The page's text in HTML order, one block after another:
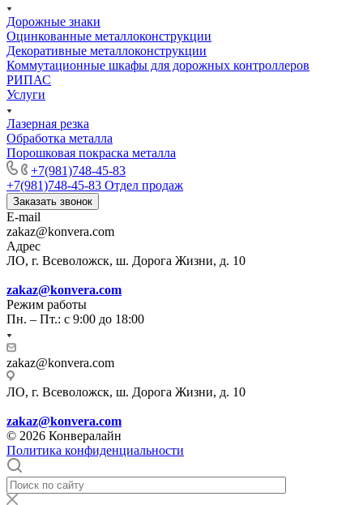
Дорожные знаки
Оцинкованные металлоконструкции
Декоративные металлоконструкции
Коммутационные шкафы для дорожных контроллеров
РИПАС
Услуги
Лазерная резка
Обработка металла
Порошковая покраска металла
+7(981)748-45-83
+7(981)748-45-83 Отдел продаж
Заказать звонок
E-mail
zakaz@konvera.com
Адрес
ЛО, г. Всеволожск, ш. Дорога Жизни, д. 10
zakaz@konvera.com
Режим работы
Пн. – Пт.: с 9:00 до 18:00
zakaz@konvera.com
ЛО, г. Всеволожск, ш. Дорога Жизни, д. 10
zakaz@konvera.com
© 2026 Конвералайн
Политика конфиденциальности